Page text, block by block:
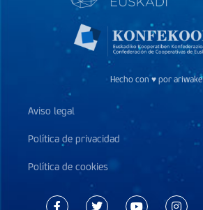
Hecho con ♥ por ariwake
Aviso legal
Política de privacidad
Política de cookies